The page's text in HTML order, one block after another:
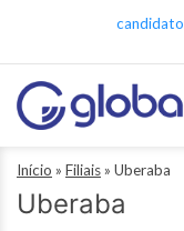
conteúdo
candidato
Global
Empregos
Início » Filiais» Uberaba
Uberaba